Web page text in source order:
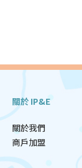
關於 IP&E
關於我們
商戶加盟